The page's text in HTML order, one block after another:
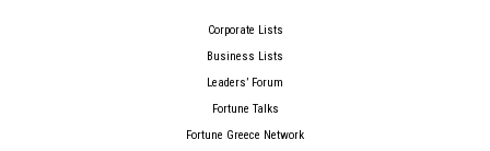
Corporate Lists
Business Lists
Leaders’ Forum
Fortune Talks
Fortune Greece Network